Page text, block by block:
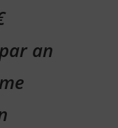
an